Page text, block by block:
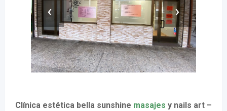
‹ ›
Clínica estética bella sunshine masajes y nails art –